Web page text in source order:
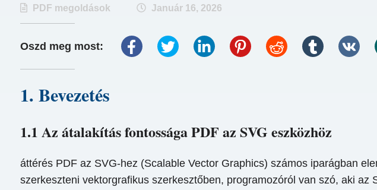
PDF megoldások Január 16, 2026
Oszd meg most:
1. Bevezetés
1.1 Az átalakítás fontossága PDF az SVG eszközhöz
áttérés PDF az SVG-hez (Scalable Vector Graphics) számos iparágban
szerkeszteni vektorgrafikus szerkesztőben, programozóról van szó, aki